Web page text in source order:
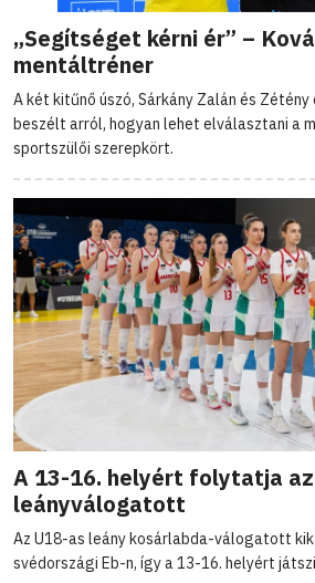
„Segítséget kérni ér” –
mentáltréner
A két kitűnő úszó, Sárkány Zalán és Zétény
beszélt arról, hogyan lehet elválasztani a
sportszülői szerepkört.
A 13-16. helyért folytatja
leányválogatott
Az U18-as leány kosárlabda-válogatott
svédországi Eb-n, így a 13-16. helyért